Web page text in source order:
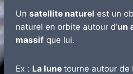
Un satellite naturel est un
naturel en orbite autour d’un
massif que lui.
Ex : La lune tourne autour de